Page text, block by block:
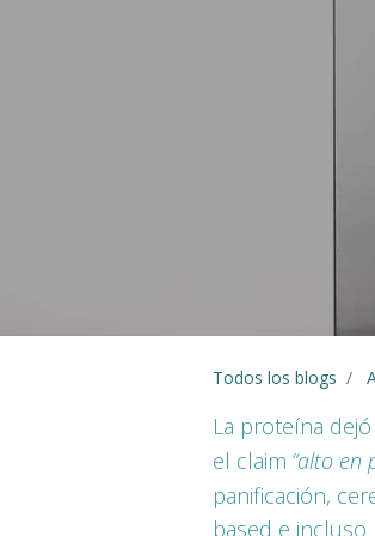
Todos los blogs
La proteína
el claim “alto en
panificación,
based e incluso